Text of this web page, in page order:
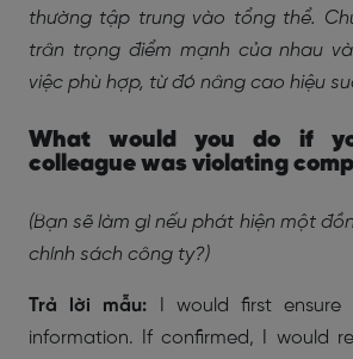
thường tập trung vào tổng thể.
trân trọng điểm mạnh của nhau
việc phù hợp, từ đó nâng cao hiệu
What would you do if
colleague was violating
(Bạn sẽ làm gì nếu phát hiện một
chính sách công ty?)
Trả lời mẫu: I would first ensure
information. If confirmed, I would